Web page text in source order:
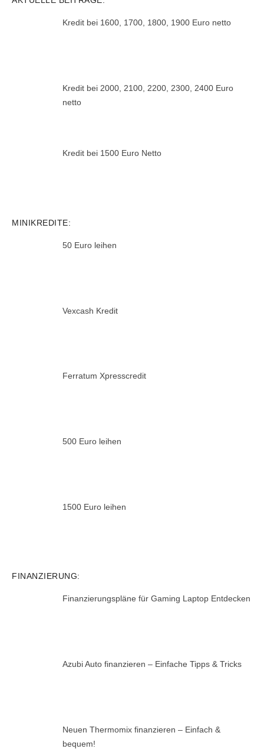
Kredit bei 1600, 1700, 1800, 1900 Euro netto
Kredit bei 2000, 2100, 2200, 2300, 2400 Euro
netto
Kredit bei 1500 Euro Netto
MINIKREDITE:
50 Euro leihen
Vexcash Kredit
Ferratum Xpresscredit
500 Euro leihen
1500 Euro leihen
FINANZIERUNG:
Finanzierungspläne für Gaming Laptop Entdecken
Azubi Auto finanzieren – Einfache Tipps & Tricks
Neuen Thermomix finanzieren – Einfach &
bequem!